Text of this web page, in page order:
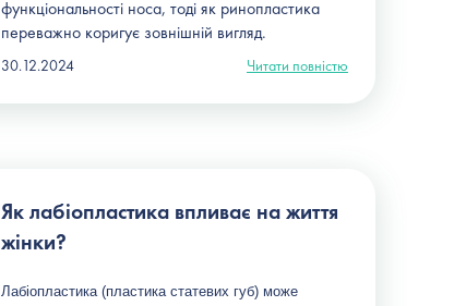
функціональності носа, тоді як ринопластика
переважно коригує зовнішній вигляд.
30.12.2024 Читати повністю
Як лабіопластика впливає на життя
жінки?
Лабіопластика (пластика статевих губ) може